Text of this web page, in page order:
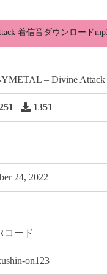
着信音ダウンロード
– Divine Attack
1351
24, 2022
on123